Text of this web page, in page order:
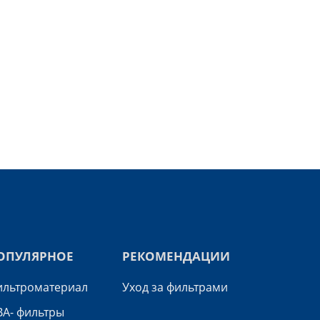
фильтры
РЕКОМЕНДАЦИИ
Уход за фильтрами